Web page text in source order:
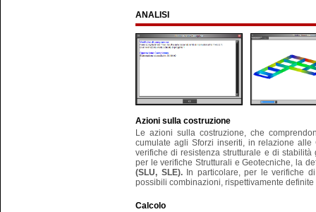
ANALISI
Azioni sulla costruzione
Le azioni sulla costruzione, che
cumulate agli Sforzi inseriti, in relazione
verifiche di resistenza strutturale e di
per le verifiche Strutturali e Geotecniche, la
(SLU, SLE).In particolare, per le verifiche
possibili combinazioni, rispettivamente
Calcolo